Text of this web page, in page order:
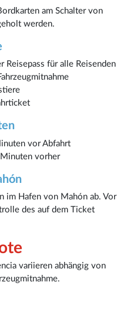
am Schalter von
werden.
Reisepass für alle Reisenden
vor Abfahrt
vorher
im Hafen von Mahón ab. Vor
des auf dem Ticket
variieren abhängig von